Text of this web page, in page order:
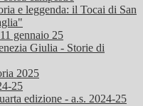
e leggenda: il Tocai di San
gennaio 25
Giulia - Storie di
2025
25
edizione - a.s. 2024-25